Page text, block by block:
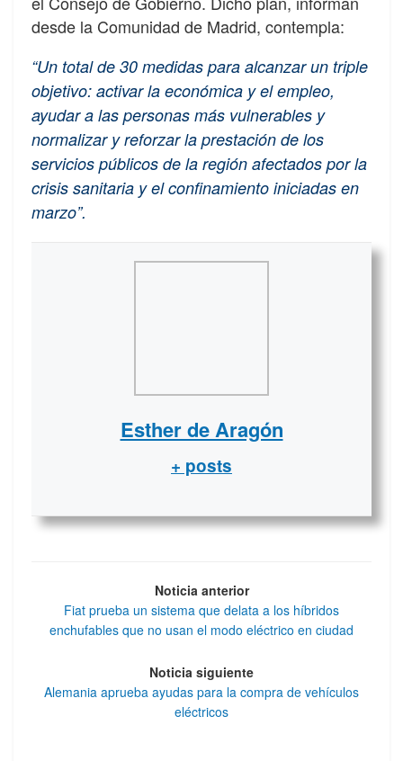
desde la Comunidad de Madrid, contempla:
“Un total de 30 medidas para alcanzar un triple
objetivo: activar la económica y el empleo,
ayudar a las personas más vulnerables y
normalizar y reforzar la prestación de los
servicios públicos de la región afectados por la
crisis sanitaria y el confinamiento iniciadas en
marzo”.
Esther de Aragón
+ posts
Noticia anterior
Fiat prueba un sistema que delata a los híbridos
enchufables que no usan el modo eléctrico en ciudad
Noticia siguiente
Alemania aprueba ayudas para la compra de vehículos
eléctricos